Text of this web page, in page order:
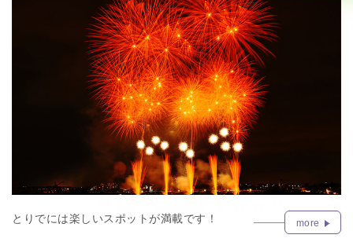
とりでには楽しいスポットが満載です！ more